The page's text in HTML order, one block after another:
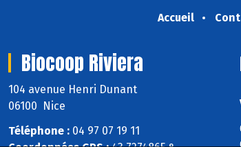
Accueil
Biocoop Riviera
104 avenue Henri Dunant
06100 Nice
Téléphone : 04 97 07 19 11